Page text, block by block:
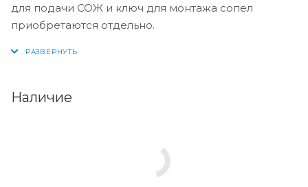
для подачи СОЖ и ключ для монтажа сопел
приобретаются отдельно.
Наличие